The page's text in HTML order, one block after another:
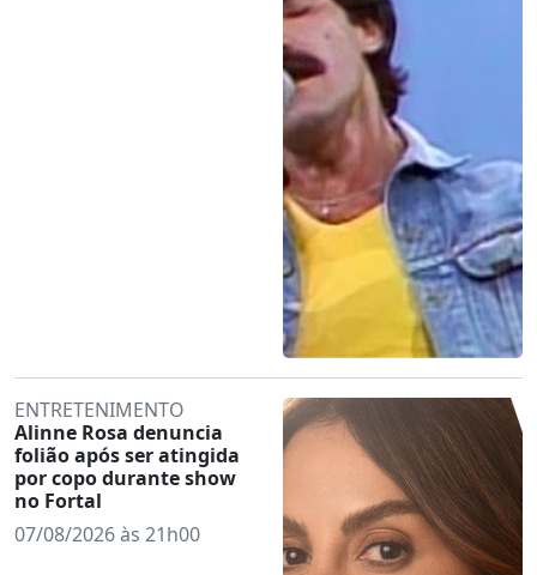
ENTRETENIMENTO
Alinne Rosa denuncia
folião após ser atingida
por copo durante show
no Fortal
07/08/2026 às 21h00